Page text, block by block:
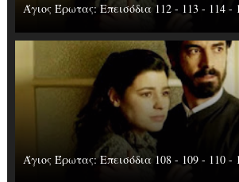
Άγιος Έρωτας: Επεισόδια 112 - 113 - 114 -
Άγιος Έρωτας: Επεισόδια 108 - 109 - 110 -